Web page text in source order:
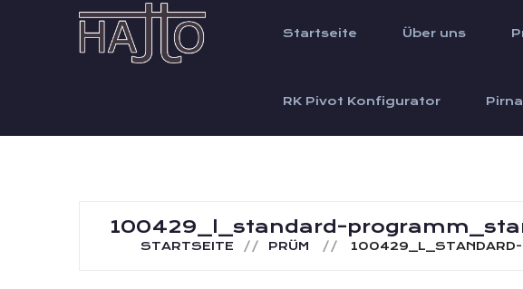
Startseite Über uns
RK Pivot Konfigurator
100429_l_standard-
STARTSEITE PRÜM 100429_L_STANDARD-